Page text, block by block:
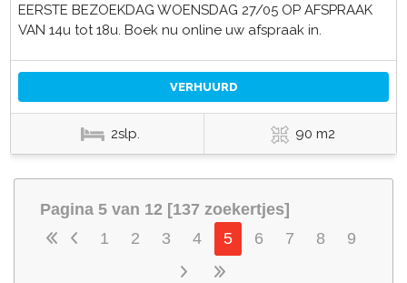
EERSTE BEZOEKDAG WOENSDAG 27/05 OP AFSPRAAK
VAN 14u tot 18u. Boek nu online uw afspraak in.
VERHUURD
2slp. 90 m2
Pagina 5 van 12 [137 zoekertjes]
1
2 3 4 5 6 7 8 9